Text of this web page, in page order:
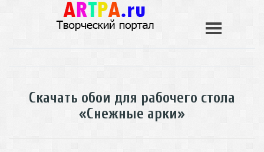
Скачать обои для рабочего стола
«Снежные арки»